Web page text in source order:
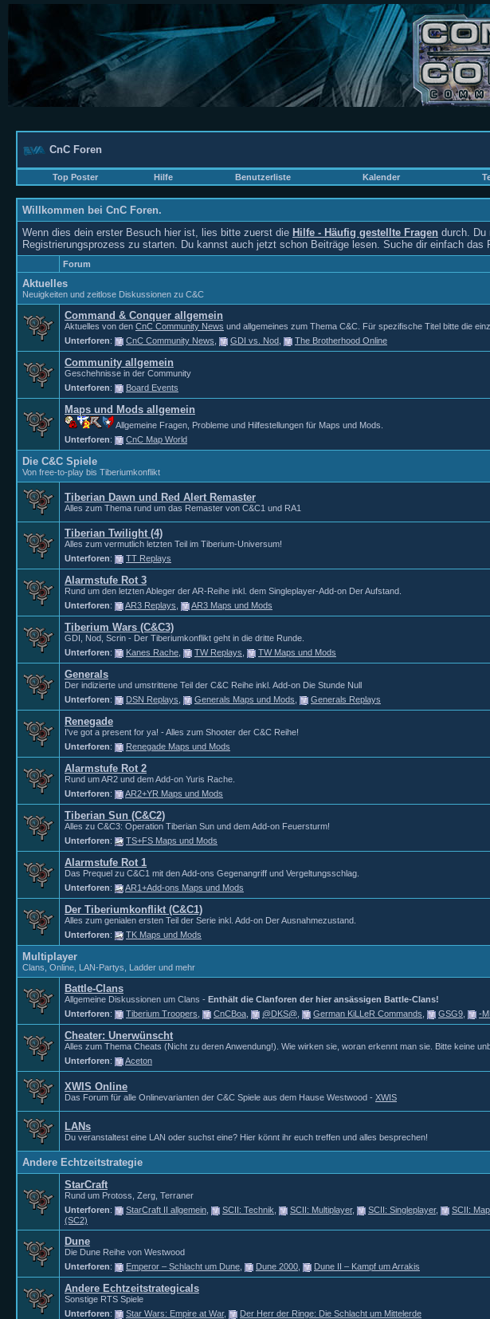
CnC Foren
Top Poster
Hilfe Benutzerliste Kalender
Willkommen bei CnC Foren.
Wenn dies dein erster Besuch hier ist, lies bitte zuerst die Hilfe - Häufig gestellte Fragen durch. Du
Registrierungsprozess zu starten. Du kannst auch jetzt schon Beiträge lesen. Suche dir einfach
Forum
Aktuelles
Neuigkeiten und zeitlose Diskussionen zu C&C
Command & Conquer allgemein
Aktuelles von den CnC Community News und allgemeines zum Thema C&C. Für spezifische Titel bitte die
Unterforen: CnC Community News GDI vs. Nod The Brotherhood Online
Community allgemein
Geschehnisse in der Community
Unterforen: Board Events
Maps und Mods allgemein
Allgemeine Fragen, Probleme und Hilfestellungen für Maps und Mods.
Unterforen: CnC Map World
Die C&C Spiele
Von free-to-play bis Tiberiumkonflikt
Tiberian Dawn und Red Alert Remaster
Alles zum Thema rund um das Remaster von C&C1 und RA1
Tiberian Twilight (4)
Alles zum vermutlich letzten Teil im Tiberium-Universum!
Unterforen: TT Replays
Alarmstufe Rot 3
Rund um den letzten Ableger der AR-Reihe inkl. dem Singleplayer-Add-on Der Aufstand.
Unterforen: AR3 Replays AR3 Maps und Mods
Tiberium Wars (C&C3)
GDI, Nod, Scrin - Der Tiberiumkonflikt geht in die dritte Runde.
Unterforen: Kanes Rache TW Replays TW Maps und Mods
Generals
Der indizierte und umstrittene Teil der C&C Reihe inkl. Add-on Die Stunde Null
Unterforen: DSN Replays Generals Maps und Mods Generals Replays
Renegade
I've got a present for ya! - Alles zum Shooter der C&C Reihe!
Unterforen: Renegade Maps und Mods
Alarmstufe Rot 2
Rund um AR2 und dem Add-on Yuris Rache.
Unterforen: AR2+YR Maps und Mods
Tiberian Sun (C&C2)
Alles zu C&C3: Operation Tiberian Sun und dem Add-on Feuersturm!
Unterforen: TS+FS Maps und Mods
Alarmstufe Rot 1
Das Prequel zu C&C1 mit den Add-ons Gegenangriff und Vergeltungsschlag.
Unterforen: AR1+Add-ons Maps und Mods
Der Tiberiumkonflikt (C&C1)
Alles zum genialen ersten Teil der Serie inkl. Add-on Der Ausnahmezustand.
Unterforen: TK Maps und Mods
Multiplayer
Clans, Online, LAN-Partys, Ladder und mehr
Battle-Clans
Allgemeine Diskussionen um Clans - Enthält die Clanforen der hier ansässigen Battle-Clans!
Unterforen: Tiberium Troopers CnCBoa @DKS@ German KiLLeR Commands GSG9 -
Cheater: Unerwünscht
Alles zum Thema Cheats (Nicht zu deren Anwendung!). Wie wirken sie, woran erkennt man sie. Bitte keine
Unterforen: Aceton
XWIS Online
Das Forum für alle Onlinevarianten der C&C Spiele aus dem Hause Westwood - XWIS
LANs
Du veranstaltest eine LAN oder suchst eine? Hier könnt ihr euch treffen und alles besprechen!
Andere Echtzeitstrategie
StarCraft
Rund um Protoss, Zerg, Terraner
Unterforen: StarCraft II allgemein SCII: Technik SCII: Multiplayer, SCII: Singleplayer, SCII:
(SC2)
Dune
Die Dune Reihe von Westwood
Unterforen: Emperor – Schlacht um Dune Dune 2000 Dune II – Kampf um Arrakis
Andere Echtzeitstrategicals
Sonstige RTS Spiele
Unterforen: Star Wars: Empire at War, Der Herr der Ringe: Die Schlacht um Mittelerde